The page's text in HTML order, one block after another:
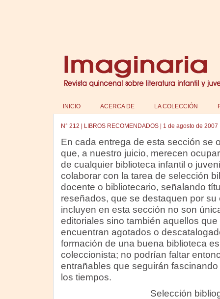
INICIO ACERCA DE LA COLECCIÓN
N° 212 LIBROS RECOMENDADOS| 1 de agosto de 2007
En cada entrega de esta sección se
que, a nuestro juicio, merecen
de cualquier biblioteca infantil o
colaborar con la tarea de selección
docente o bibliotecario, señalando
reseñados, que se destaquen por
incluyen en esta sección no son
editoriales sino también aquellos
encuentran agotados o
formación de una buena biblioteca
coleccionista; no podrían faltar
entrañables que seguirán
los tiempos.
Selección